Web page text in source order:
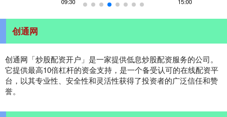
创通网
创通网「炒股配资开户」是一家提供低息炒股配资服务的公司。
它提供最高10倍杠杆的资金支持，是一个备受认可的在线配资平
台，以其专业性、安全性和灵活性获得了投资者的广泛信任和赞
誉。